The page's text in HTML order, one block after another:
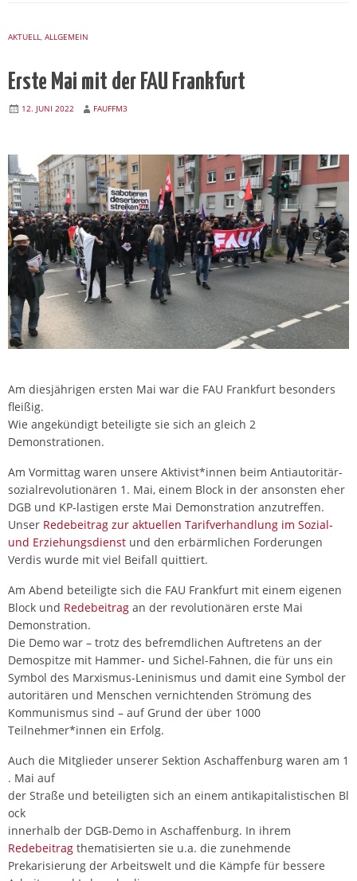
AKTUELL ALLGEMEIN
Erste Mai mit der FAU Frankfurt
12. JUNI 2022 FAUFFM3
Am diesjährigen ersten Mai war die FAU Frankfurt besonders
fleißig.
Wie angekündigt beteiligte sie sich an gleich 2
Demonstrationen.
Am Vormittag waren unsere Aktivist*innen beim Antiautoritär-
sozialrevolutionären 1. Mai, einem Block in der ansonsten eher
DGB und KP-lastigen erste Mai Demonstration anzutreffen.
Unser Redebeitrag zur aktuellen Tarifverhandlung im Sozial-
und Erziehungsdienst und den erbärmlichen Forderungen
Verdis wurde mit viel Beifall quittiert.
Am Abend beteiligte sich die FAU Frankfurt mit einem eigenen
Block und Redebeitrag an der revolutionären erste Mai
Demonstration.
Die Demo war – trotz des befremdlichen Auftretens an der
Demospitze mit Hammer- und Sichel-Fahnen, die für uns ein
Symbol des Marxismus-Leninismus und damit eine Symbol der
autoritären und Menschen vernichtenden Strömung des
Kommunismus sind – auf Grund der über 1000
Teilnehmer*innen ein Erfolg.
Auch die Mitglieder unserer Sektion Aschaffenburg waren am 1
. Mai auf
der Straße und beteiligten sich an einem antikapitalistischen Bl
ock
innerhalb der DGB-Demo in Aschaffenburg. In ihrem
Redebeitrag thematisierten sie u.a. die zunehmende
Prekarisierung der Arbeitswelt und die Kämpfe für bessere